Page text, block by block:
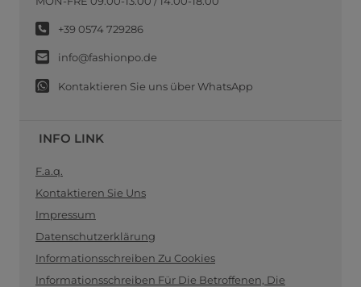
+39 0574 729286
info@fashionpo.de
Kontaktieren Sie uns über WhatsApp
INFO LINK
F.a.q.
Kontaktieren Sie Uns
Impressum
Datenschutzerklärung
Informationsschreiben Zu Cookies
Informationsschreiben Für Die Betroffenen, Die